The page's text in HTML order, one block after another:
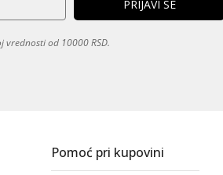
od 10000 RSD.
Pomoć pri kupovini